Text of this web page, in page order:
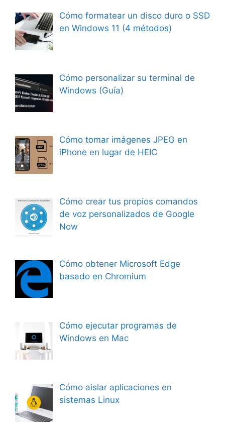
Cómo formatear un disco duro o SSD
en Windows 11 (4 métodos)
Cómo personalizar su terminal de
Windows (Guía)
Cómo tomar imágenes JPEG en
iPhone en lugar de HEIC
Cómo crear tus propios comandos
de voz personalizados de Google
Now
Cómo obtener Microsoft Edge
basado en Chromium
Cómo ejecutar programas de
Windows en Mac
Cómo aislar aplicaciones en
sistemas Linux